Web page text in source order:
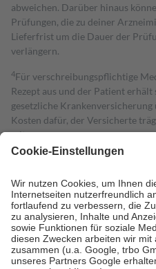
abweichen. Darüber hinaus
Prüfungen, die zu deiner
Lieferfrist um die Dauer der
verlängern.
4Für verschreibungspflichtige
Rezept aus und der Patient
gesetzliche
Kosten dafür, der Versicherte
mit.
Grundsätzlich leisten Mitglieder
höchstens zehn Euro.
Es sind
Kosten der Leistung zu entrichten.
Diese Regeln gelten
Bei Heilmitteln und häuslicher
Zuzahlung zehn Prozent der
Verordnung.
Um das Engagement der